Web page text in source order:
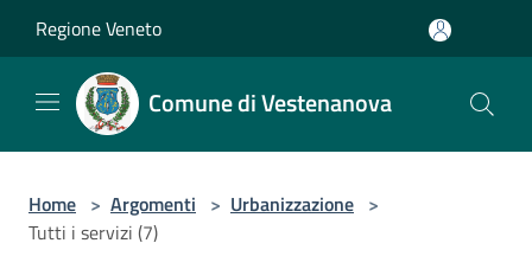
Regione Veneto
Comune di Vestenanova
Home > Argomenti > Urbanizzazione >
Tutti i servizi (7)